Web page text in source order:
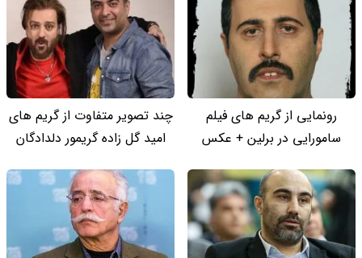
رونمایی از گریم های فیلم
سامورایی در برلین + عکس
چند تصویر متفاوت از گریم های
امید گل زاده گریمور دلدادگان